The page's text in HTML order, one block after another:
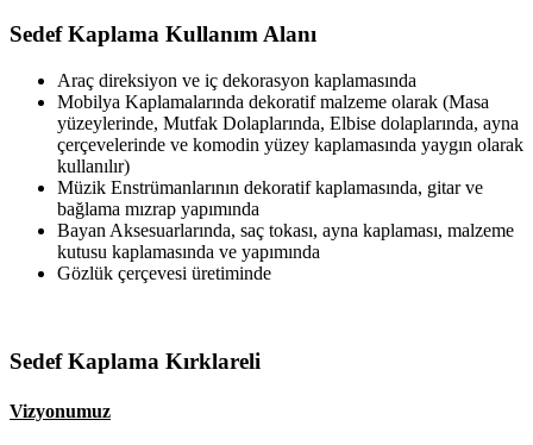
Sedef Kaplama Kullanım Alanı
Araç direksiyon ve iç dekorasyon kaplamasında
Mobilya Kaplamalarında dekoratif malzeme olarak (Masa
yüzeylerinde, Mutfak Dolaplarında, Elbise dolaplarında, ayna
çerçevelerinde ve komodin yüzey kaplamasında yaygın olarak
kullanılır)
Müzik Enstrümanlarının dekoratif kaplamasında, gitar ve
bağlama mızrap yapımında
Bayan Aksesuarlarında, saç tokası, ayna kaplaması, malzeme
kutusu kaplamasında ve yapımında
Gözlük çerçevesi üretiminde
Sedef Kaplama Kırklareli
Vizyonumuz